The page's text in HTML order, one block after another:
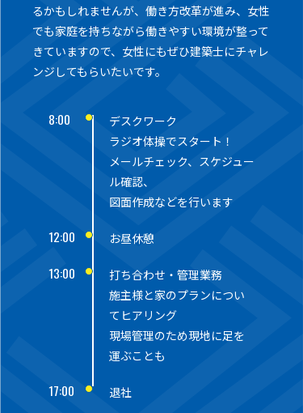
るかもしれませんが、働き方改革が進み、女性
でも家庭を持ちながら働きやすい環境が整って
きていますので、女性にもぜひ建築士にチャレ
ンジしてもらいたいです。
8:00
デスクワーク
ラジオ体操でスタート！
メールチェック、スケジュー
ル確認、
図面作成などを行います
12:00 お昼休憩
13:00
打ち合わせ・管理業務
施主様と家のプランについ
てヒアリング
現場管理のため現地に足を
運ぶことも
17:00 退社